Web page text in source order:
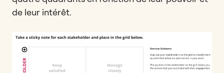
de leur intérêt.